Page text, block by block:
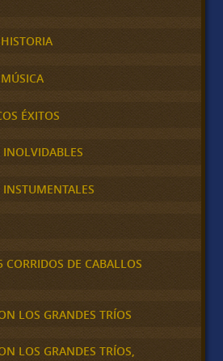
ÉXITOS
CORRIDOS DE CABALLOS
LOS GRANDES TRÍOS
LOS GRANDES TRÍOS,